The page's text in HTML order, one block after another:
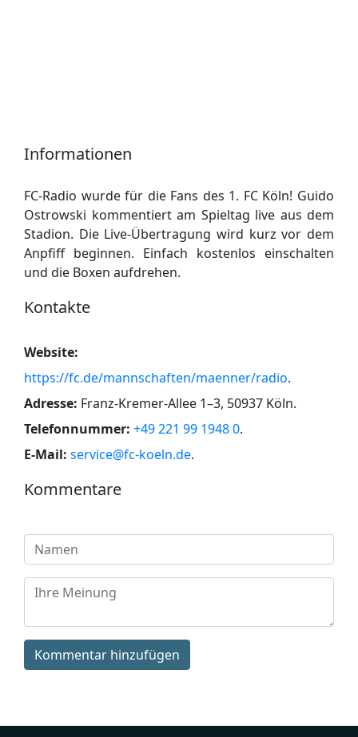
Informationen
FC-Radio wurde für die Fans des 1. FC Köln! Guido
Ostrowski kommentiert am Spieltag live aus dem
Stadion. Die Live-Übertragung wird kurz vor dem
Anpfiff beginnen. Einfach kostenlos einschalten
und die Boxen aufdrehen.
Kontakte
Website:
https://fc.de/mannschaften/maenner/radio.
Adresse: Franz-Kremer-Allee 1–3, 50937 Köln.
Telefonnummer: +49 221 99 1948 0.
E-Mail: service@fc-koeln.de.
Kommentare
Kommentar hinzufügen